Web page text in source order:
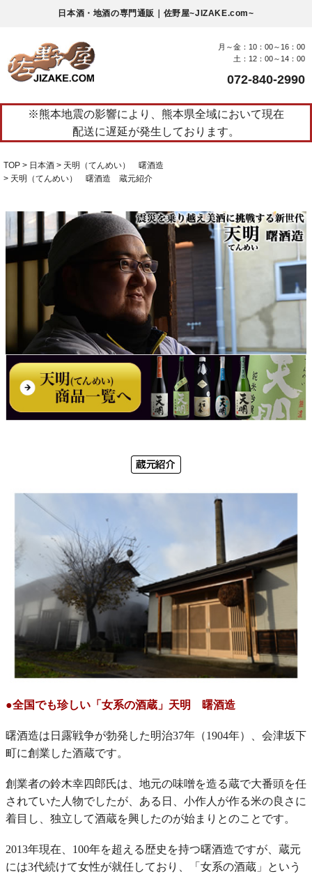
日本酒・地酒の専門通販｜佐野屋~JIZAKE.com~
月～金：10：00～16：00
土：12：00～14：00
072-840-2990
※熊本地震の影響により、熊本県全域において現在
配送に遅延が発生しております。
TOP 日本酒
天明（てんめい） 曙酒造
天明（てんめい） 曙酒造 蔵元紹介
●全国でも珍しい「女系の酒蔵」天明 曙酒造
曙酒造は日露戦争が勃発した明治37年（1904年）、会津坂下
町に創業した酒蔵です。
創業者の鈴木幸四郎氏は、地元の味噌を造る蔵で大番頭を任
されていた人物でしたが、ある日、小作人が作る米の良さに
着目し、独立して酒蔵を興したのが始まりとのことです。
2013年現在、100年を超える歴史を持つ曙酒造ですが、蔵元
には3代続けて女性が就任しており、「女系の酒蔵」という